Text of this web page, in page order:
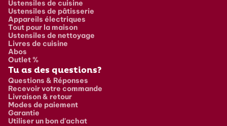
Ustensiles de cuisine
Ustensiles de pâtisserie
Appareils électriques
Tout pour la maison
Ustensiles de nettoyage
Livres de cuisine
Abos
Outlet %
Tu as des questions?
Questions & Réponses
Recevoir votre commande
Livraison & retour
Modes de paiement
Garantie
Utiliser un bon d'achat